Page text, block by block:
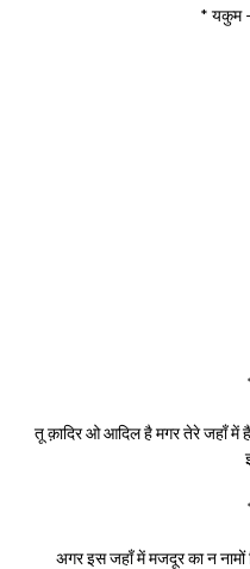
* यकुम
तू क़ादिर ओ आदिल है मगर तेरे जहाँ
अगर इस जहाँ में मजदूर का न नामों